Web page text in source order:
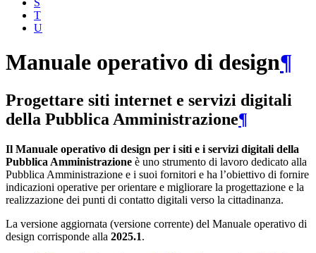
S
T
U
Manuale operativo di design¶
Progettare siti internet e servizi digitali
della Pubblica Amministrazione¶
Il Manuale operativo di design per i siti e i servizi digitali della
Pubblica Amministrazione è uno strumento di lavoro dedicato alla
Pubblica Amministrazione e i suoi fornitori e ha l’obiettivo di fornire
indicazioni operative per orientare e migliorare la progettazione e la
realizzazione dei punti di contatto digitali verso la cittadinanza.
La versione aggiornata (versione corrente) del Manuale operativo di
design corrisponde alla 2025.1.